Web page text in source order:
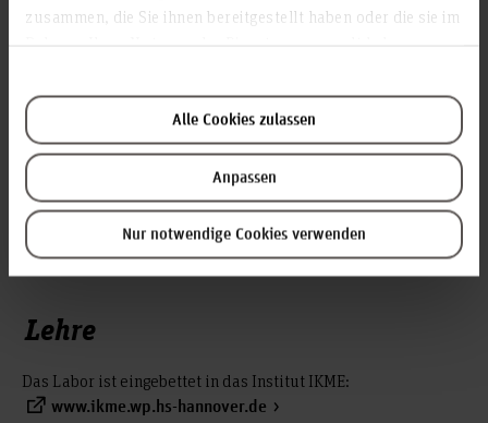
zusammen, die Sie ihnen bereitgestellt haben oder die sie im
Alle Cookies zulassen
Anpassen
Nur notwendige Cookies verwenden
Ricklinger Stadtweg 120
30459 Hannover
wolfgang.strache(at)hs-hannover.de
Profil
Lehre
Das Labor ist eingebettet in das Institut IKME:
www.ikme.wp.hs-hannover.de